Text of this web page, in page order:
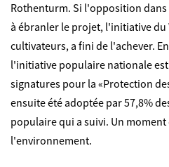
Rothenturm. Si l'opposition
à ébranler le projet, l'initiative du
cultivateurs, a fini de l'achever.
l'initiative populaire nationale
signatures pour la «Protection
ensuite été adoptée par 57,8%
populaire qui a suivi. Un
l'environnement.